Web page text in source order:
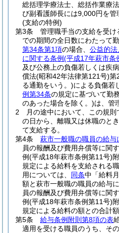
総括理学療法士、総括作業療
び副看護師長には9,000円を管
(支給の特例)
第3条
管理職手当の支給を受け
での期間の全日数にわたって
第34条第1項の場合、 公益的
に関する条例(平成17年萩市条
及び公務上の負傷若しくは疾
償法(昭和42年法律第121号)第
る通勤をいう。)による負傷若
例第34条の規定に基づいて勤
のあった場合を除く。)は、管
2
月の途中において、この規
の日から、離職又は休職のと
て支給する。
第4条
萩市一般職の職員の給与
員の報酬及び費用弁償等に関
例(平成18年萩市条例第11号)
規定による給料を支給される
用については、 同条中「給料
額と萩市一般職の職員の給与
員の報酬及び費用弁償等に関
例(平成18年萩市条例第11号)
規定による給料の額との合計額
第5条
給与条例附則第8項の表
適用を受ける職員のうち、そ